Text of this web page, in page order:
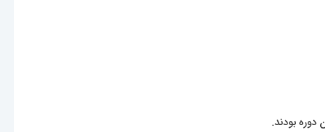
بودند.